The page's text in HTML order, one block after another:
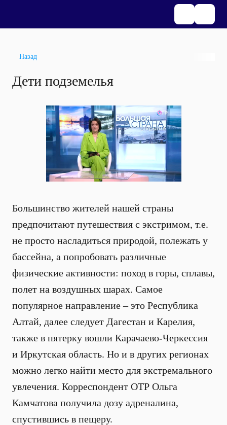
Назад
Дети подземелья
Большинство жителей нашей страны
предпочитают путешествия с экстримом, т.е.
не просто насладиться природой, полежать у
бассейна, а попробовать различные
физические активности: поход в горы, сплавы,
полет на воздушных шарах. Самое
популярное направление – это Республика
Алтай, далее следует Дагестан и Карелия,
также в пятерку вошли Карачаево-Черкессия
и Иркутская область. Но и в других регионах
можно легко найти место для экстремального
увлечения. Корреспондент ОТР Ольга
Камчатова получила дозу адреналина,
спустившись в пещеру.